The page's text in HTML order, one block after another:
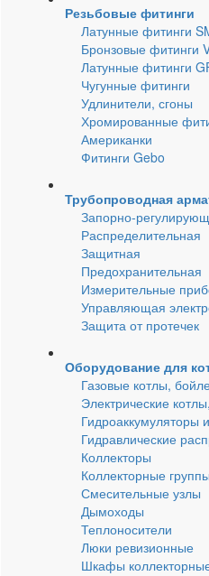
Резьбовые фитинги
Латунные фитинги
Бронзовые фитинги
Латунные фитинги
Чугунные фитинги
Удлинители, сгоны
Хромированные
Американки
Фитинги Gebo
Трубопроводная
Запорно-
Распределительная
Защитная
Предохранительная
Измерительные
Управляющая
Защита от протечек
Оборудование для
Газовые котлы,
Электрические
Гидроаккумуляторы
Гидравлические
Коллекторы
Коллекторные группы
Смесительные узлы
Дымоходы
Теплоносители
Люки ревизионные
Шкафы